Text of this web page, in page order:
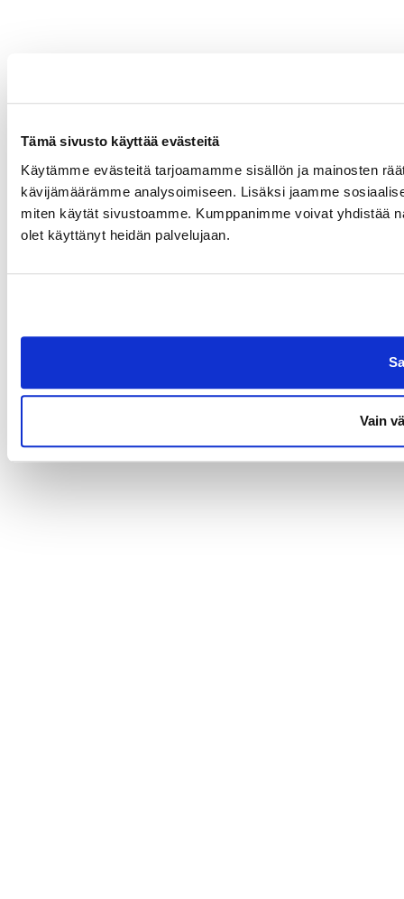
Tämä sivusto käyttää evästeitä
Käytämme evästeitä tarjoamamme sisällön ja mainosten
kävijämäärämme analysoimiseen. Lisäksi jaamme
miten käytät sivustoamme. Kumppanimme voivat yhdistää
olet käyttänyt heidän palvelujaan.
Vain